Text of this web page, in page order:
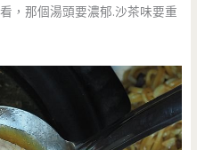
，那個湯頭要濃郁.沙茶味要重